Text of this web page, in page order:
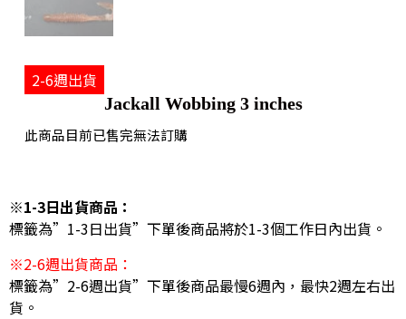
2-6週出貨
Jackall Wobbing 3 inches
此商品目前已售完無法訂購
※1-3日出貨商品：
標籤為”1-3日出貨”下單後商品將於1-3個工作日內出貨。
※2-6週出貨商品：
標籤為”2-6週出貨”下單後商品最慢6週內，最快2週左右出
貨。